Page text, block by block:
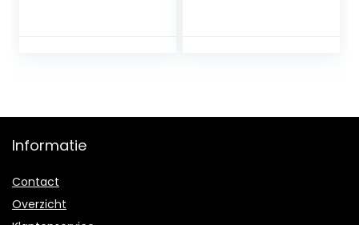
Informatie
Contact
Overzicht